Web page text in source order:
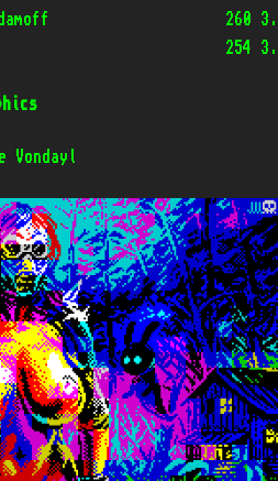
Adamoff                    260
Vondayl